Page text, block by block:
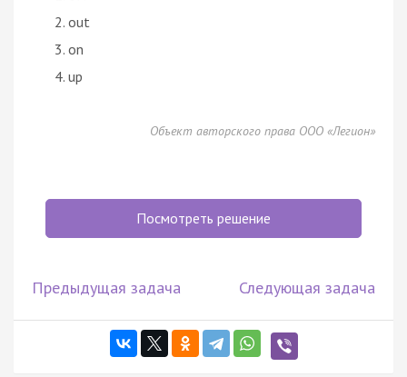
out
on
up
Объект авторского права ООО «Легион»
Посмотреть решение
Предыдущая задача Следующая задача